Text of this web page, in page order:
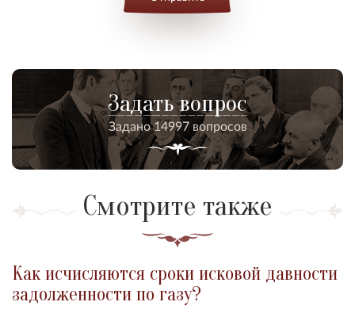
Задать вопрос
Задано 14997 вопросов
Смотрите также
Как исчисляются сроки исковой давности
задолженности по газу?